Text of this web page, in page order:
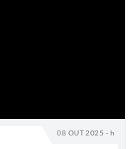
08 OUT 2025 - h